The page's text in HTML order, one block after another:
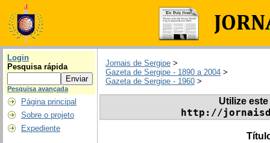
Login
Pesquisa rápida
Pesquisa avançada
Página principal
Sobre o projeto
Expediente
Jornais de Sergipe >
Gazeta de Sergipe - 1890 a 2004 >
Gazeta de Sergipe - 1960 >
Utilize
http://